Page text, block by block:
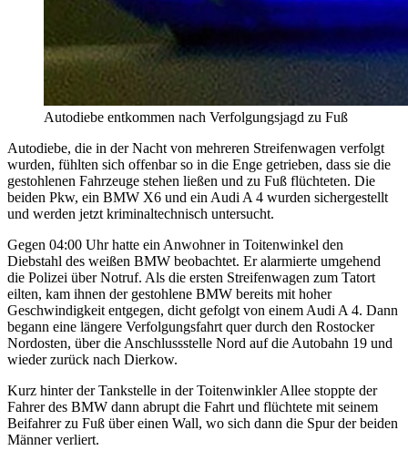
Autodiebe entkommen nach Verfolgungsjagd zu Fuß
Autodiebe, die in der Nacht von mehreren Streifenwagen verfolgt
wurden, fühlten sich offenbar so in die Enge getrieben, dass sie die
gestohlenen Fahrzeuge stehen ließen und zu Fuß flüchteten. Die
beiden Pkw, ein BMW X6 und ein Audi A 4 wurden sichergestellt
und werden jetzt kriminaltechnisch untersucht.
Gegen 04:00 Uhr hatte ein Anwohner in Toitenwinkel den
Diebstahl des weißen BMW beobachtet. Er alarmierte umgehend
die Polizei über Notruf. Als die ersten Streifenwagen zum Tatort
eilten, kam ihnen der gestohlene BMW bereits mit hoher
Geschwindigkeit entgegen, dicht gefolgt von einem Audi A 4. Dann
begann eine längere Verfolgungsfahrt quer durch den Rostocker
Nordosten, über die Anschlussstelle Nord auf die Autobahn 19 und
wieder zurück nach Dierkow.
Kurz hinter der Tankstelle in der Toitenwinkler Allee stoppte der
Fahrer des BMW dann abrupt die Fahrt und flüchtete mit seinem
Beifahrer zu Fuß über einen Wall, wo sich dann die Spur der beiden
Männer verliert.